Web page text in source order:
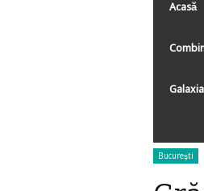
Acasă
Bucureşti